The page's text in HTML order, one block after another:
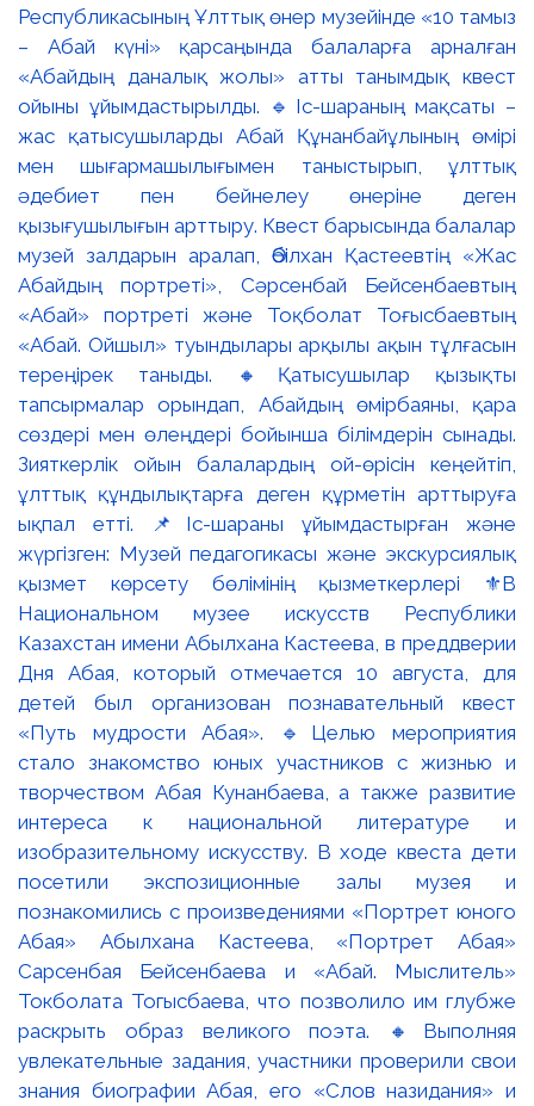
Республикасының Ұлттық өнер музейінде «10 тамыз
– Абай күні» қарсаңында балаларға арналған
«Абайдың даналық жолы» атты танымдық квест
ойыны ұйымдастырылды. 🔹Іс-шараның мақсаты –
жас қатысушыларды Абай Құнанбайұлының өмірі
мен шығармашылығымен таныстырып, ұлттық
әдебиет пен бейнелеу өнеріне деген
қызығушылығын арттыру. Квест барысында балалар
музей залдарын аралап, Әбілхан Қастеевтің «Жас
Абайдың портреті», Сәрсенбай Бейсенбаевтың
«Абай» портреті және Тоқболат Тоғысбаевтың
«Абай. Ойшыл» туындылары арқылы ақын тұлғасын
тереңірек таныды. 🔸Қатысушылар қызықты
тапсырмалар орындап, Абайдың өмірбаяны, қара
сөздері мен өлеңдері бойынша білімдерін сынады.
Зияткерлік ойын балалардың ой-өрісін кеңейтіп,
ұлттық құндылықтарға деген құрметін арттыруға
ықпал етті. 📌Іс-шараны ұйымдастырған және
жүргізген: Музей педагогикасы және экскурсиялық
қызмет көрсету бөлімінің қызметкерлері ⚜️В
Национальном музее искусств Республики
Казахстан имени Абылхана Кастеева, в преддверии
Дня Абая, который отмечается 10 августа, для
детей был организован познавательный квест
«Путь мудрости Абая». 🔹Целью мероприятия
стало знакомство юных участников с жизнью и
творчеством Абая Кунанбаева, а также развитие
интереса к национальной литературе и
изобразительному искусству. В ходе квеста дети
посетили экспозиционные залы музея и
познакомились с произведениями «Портрет юного
Абая» Абылхана Кастеева, «Портрет Абая»
Сарсенбая Бейсенбаева и «Абай. Мыслитель»
Токболата Тогысбаева, что позволило им глубже
раскрыть образ великого поэта. 🔸Выполняя
увлекательные задания, участники проверили свои
знания биографии Абая, его «Слов назидания» и